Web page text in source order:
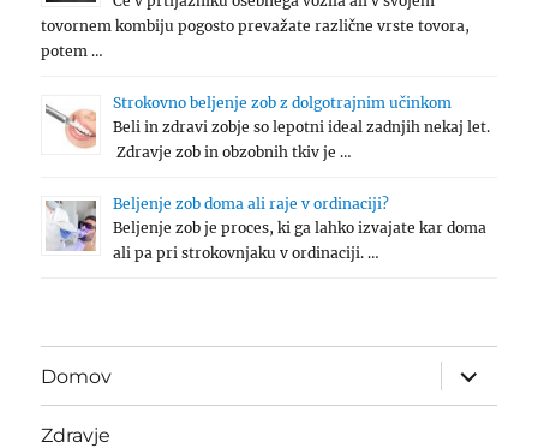
tovornem kombiju pogosto prevažate različne vrste tovora,
potem …
Strokovno beljenje zob z dolgotrajnim učinkom
Beli in zdravi zobje so lepotni ideal zadnjih nekaj let.
Zdravje zob in obzobnih tkiv je …
Beljenje zob doma ali raje v ordinaciji?
Beljenje zob je proces, ki ga lahko izvajate kar doma
ali pa pri strokovnjaku v ordinaciji. …
Domov
expand
child
menu
Zdravje